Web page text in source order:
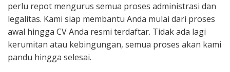
perlu repot mengurus semua proses administrasi dan
legalitas. Kami siap membantu Anda mulai dari proses
awal hingga CV Anda resmi terdaftar. Tidak ada lagi
kerumitan atau kebingungan, semua proses akan kami
pandu hingga selesai.